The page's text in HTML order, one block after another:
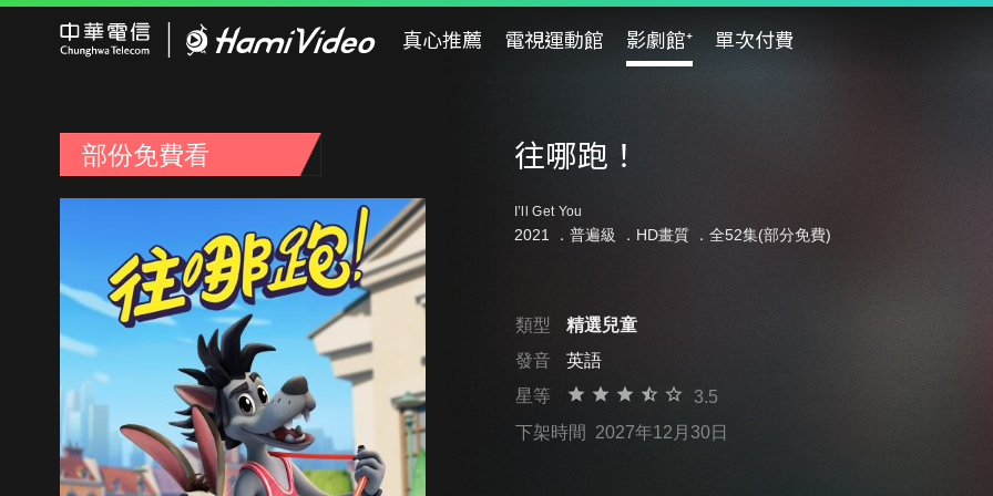
真心推薦 電視運動館 影劇館⁺ 單次付費
部份免費看 往哪跑！
I’ll Get You
2021 ． 普遍級 ．HD畫質 ．全52集(部分免費)
類型
精選兒童
發音
英語
星等
3.5
下架時間 2027年12月30日